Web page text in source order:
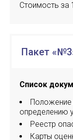
Стоимость за
Пакет
Список
Положение
определению
Реестр
Карты